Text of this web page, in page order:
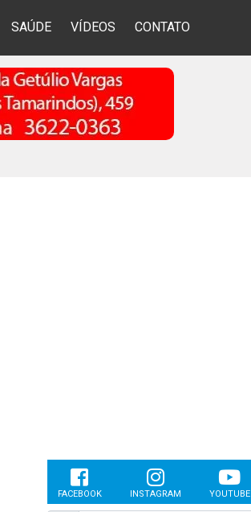
SAÚDE VÍDEOS CONTATO
FACEBOOK INSTAGRAM YOUTUBE